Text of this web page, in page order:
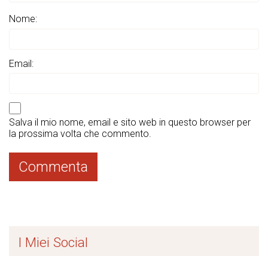
Nome:
Email:
Salva il mio nome, email e sito web in questo browser per
la prossima volta che commento.
I Miei Social